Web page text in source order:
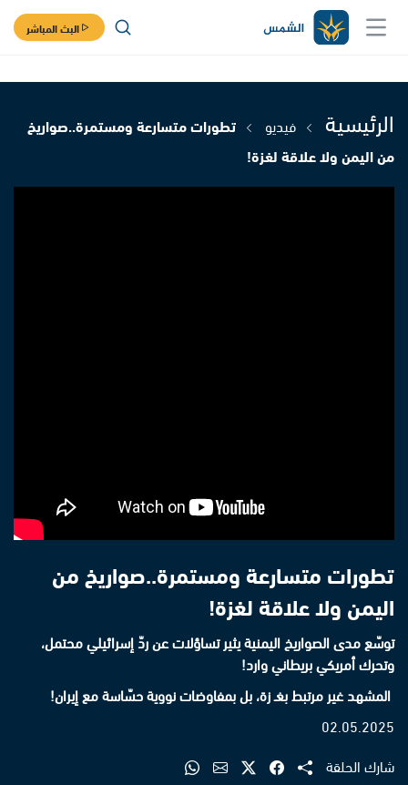
البث المباشر
الرئيسية فيديو
تطورات متسارعة ومستمرة..صواريخ
من اليمن ولا علاقة لغزة!
تطورات متسارعة ومستمرة..صواريخ من
اليمن ولا علاقة لغزة!
توسّع مدى الصواريخ اليمنية يثير تساؤلات عن ردّ إسرائيلي محتمل،
وتحرك أمريكي بريطاني وارد!
المشهد غير مرتبط بغـ زة، بل بمفاوضات نووية حسّاسة مع إيران!
02.05.2025
شارك الحلقة